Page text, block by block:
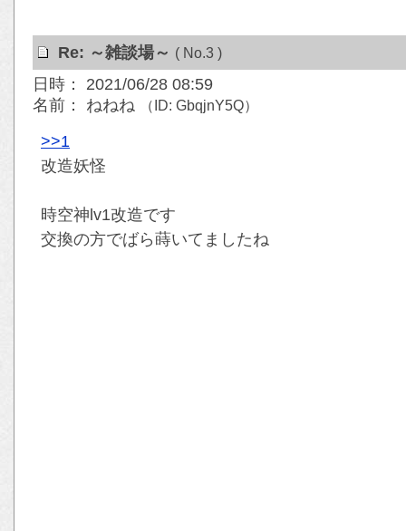
Re: ～雑談場～ ( No.3 )
日時： 2021/06/28 08:59
名前： ねねね
（ID: GbqjnY5Q）
>>1
改造妖怪
時空神lv1改造です
交換の方でばら蒔いてましたね